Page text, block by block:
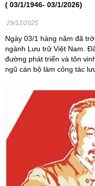
( 03/1/1946- 03/1/2026)
29/12/2025
Ngày 03/1 hàng năm đã
ngành Lưu trữ Việt Nam.
đường phát triển và tôn
ngũ cán bộ làm công tác